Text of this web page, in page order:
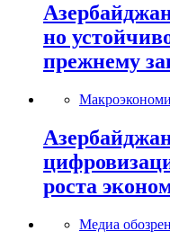
но
прежнему
роста
Медиа